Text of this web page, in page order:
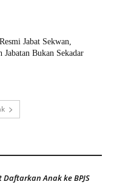
Jabat Sekwan,
Jabatan Bukan Sekadar
Anak ke BPJS